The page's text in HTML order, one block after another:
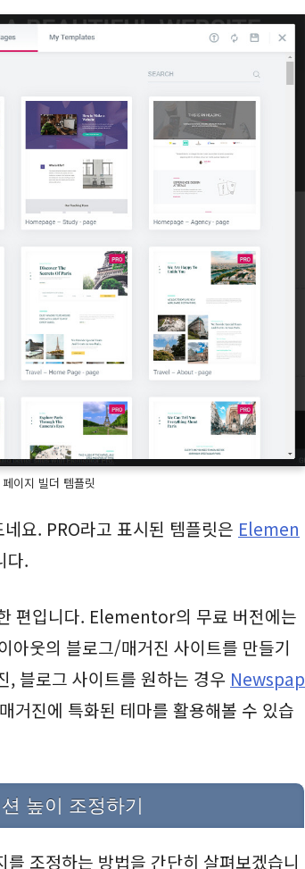
이지 빌더 템플릿
요. PRO라고 표시된 템플릿은 Elemen
다.
편입니다. Elementor의 무료 버전에는
아웃의 블로그/매거진 사이트를 만들기
, 블로그 사이트를 원하는 경우 Newspap
거진에 특화된 테마를 활용해볼 수 있습
높이 조정하기
조정하는 방법을 간단히 살펴보겠습니